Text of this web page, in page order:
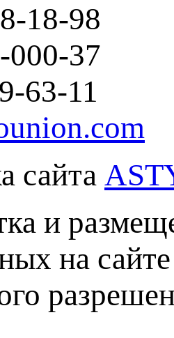
18-98
000-37
63-11
сайта
и
на